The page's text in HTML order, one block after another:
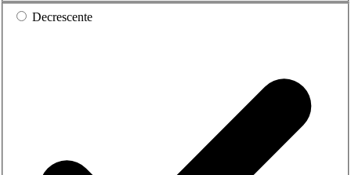
Decrescente